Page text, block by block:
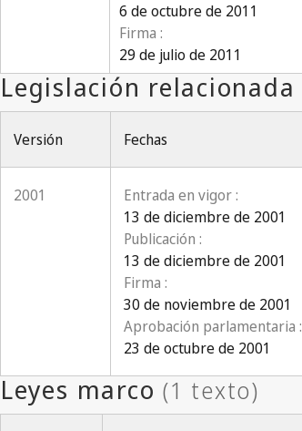
6 de octubre de 2011
Firma :
29 de julio de 2011
Versión Fechas
2001
Entrada en vigor :
13 de diciembre de 2001
Publicación :
13 de diciembre de 2001
Firma :
30 de noviembre de 2001
Aprobación parlamentaria :
23 de octubre de 2001